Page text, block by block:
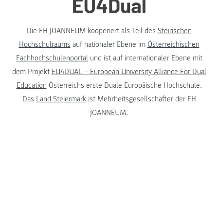
Die FH JOANNEUM kooperiert als Teil des Steirischen
Hochschulraums auf nationaler Ebene im Österreichischen
Fachhochschulenportalund ist auf internationaler Ebene mit
dem Projekt EU4DUAL – European University Alliance For Dual
Education Österreichs erste Duale Europäische Hochschule.
Das Land Steiermarkist Mehrheitsgesellschafter der FH
JOANNEUM.